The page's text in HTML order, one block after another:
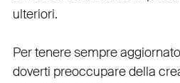
ulteriori.
Per tenere sempre
doverti preoccupare della